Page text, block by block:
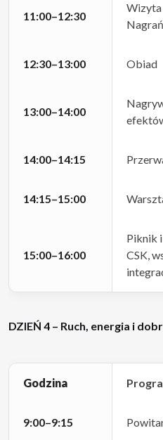
11:00–12:30
Wizyta
12:30–13:00 Obiad
13:00–14:00
14:00–14:15
14:15–15:00
15:00–16:00
Piknik
CSK,
DZIEŃ 4 – Ruch, energia i
Godzina
9:00–9:15